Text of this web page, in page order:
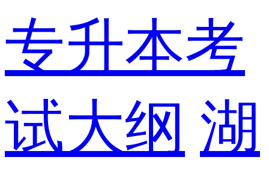
专升本考
试大纲 湖